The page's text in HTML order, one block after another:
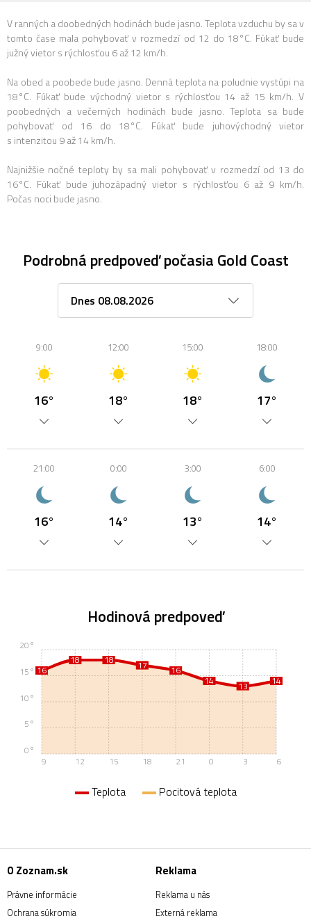
V ranných a doobedných hodinách bude jasno. Teplota vzduchu by sa v
tomto čase mala pohybovať v rozmedzí od 12 do 18°C. Fúkať bude
južný vietor s rýchlosťou 6 až 12 km/h.
Na obed a poobede bude jasno. Denná teplota na poludnie vystúpi na
18°C. Fúkať bude východný vietor s rýchlosťou 14 až 15 km/h. V
poobedných a večerných hodinách bude jasno. Teplota sa bude
pohybovať od 16 do 18°C. Fúkať bude juhovýchodný vietor
s intenzitou 9 až 14 km/h.
Najnižšie nočné teploty by sa mali pohybovať v rozmedzí od 13 do
16°C. Fúkať bude juhozápadný vietor s rýchlosťou 6 až 9 km/h.
Počas noci bude jasno.
Podrobná predpoveď počasia Gold Coast
9:00
16°
12:00
18°
15:00
18°
18:00
17°
21:00
16°
0:00
14°
3:00
13°
6:00
14°
Hodinová predpoveď
16
18 18 17 16
14 13 14
16
18 18 17 16
14 13 14
9 12 15 18 21 0 3 6
0°
5°
10°
15°
20°
Teplota Pocitová teplota
O Zoznam.sk
Právne informácie
Ochrana súkromia
Reklama
Reklama u nás
Externá reklama